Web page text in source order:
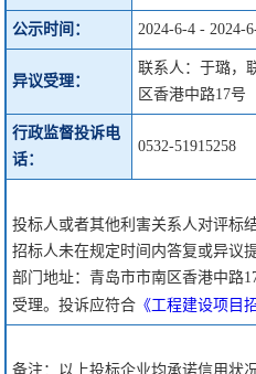
公示时间： 2024-6-4 - 2024-
异议受理：
联系人：于璐，
区香港中路17号
行政监督投诉电
话：
0532-51915258
投标人或者其他利害关系人对评标
招标人未在规定时间内答复或异议
部门地址：青岛市市南区香港中路
受理。投诉应符合 《工程建设项目
备注：以上投标企业均承诺信用状